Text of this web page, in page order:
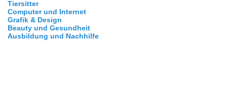
Tiersitter
Computer und Internet
Grafik & Design
Beauty und Gesundheit
Ausbildung und Nachhilfe